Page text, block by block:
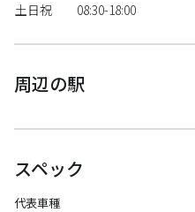
土日祝
08:30-18:00
周辺の駅
スペック
代表車種